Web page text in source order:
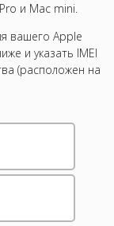
и Mac mini.
вашего Apple
и указать IMEI
(расположен на